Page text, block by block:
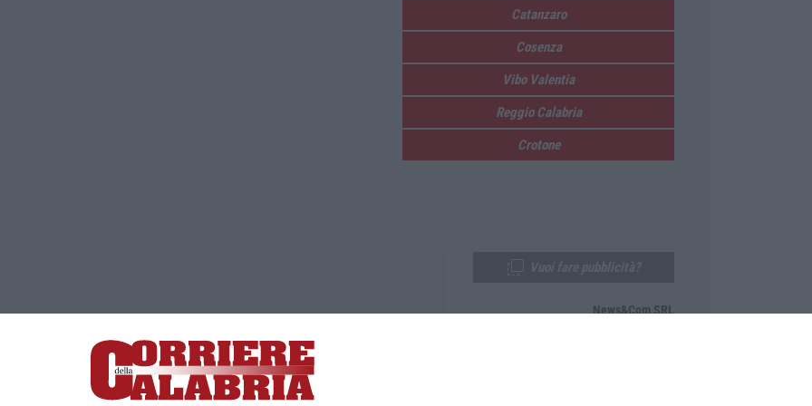
Catanzaro
Cosenza
Vibo Valentia
Reggio Calabria
Crotone
Lamezia Terme (CZ)
responsabile Paola Militano |Privacy
News&Com SRL